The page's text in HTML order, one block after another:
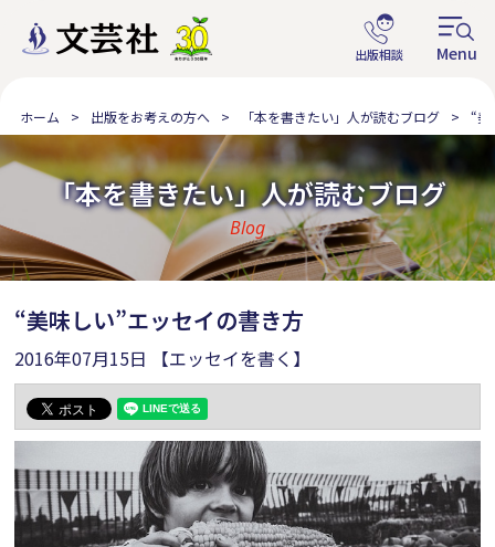
ホーム 出版をお考えの方へ 「本を書きたい」人が読むブログ “美
「本を書きたい」人が読むブログ
Blog
“美味しい”エッセイの書き方
2016年07月15日 【エッセイを書く】